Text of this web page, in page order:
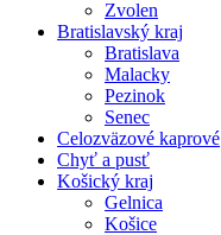
Zvolen
Bratislavský kraj
Bratislava
Malacky
Pezinok
Senec
Celozväzové kaprové
Chyť a pusť
Košický kraj
Gelnica
Košice